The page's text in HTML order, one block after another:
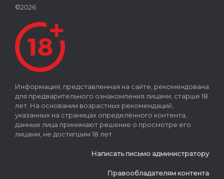
©2026
Информация, представленная на сайте, рекомендована
для предварительного ознакомления лицами, старше 18
лет. На основании возрастных рекомендаций,
указанных на страницах определённого контента,
данные лица принимают решение о просмотре его
лицами, не достигшим 18 лет.
Написать письмо администратору
Правообладателям контента